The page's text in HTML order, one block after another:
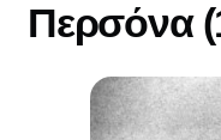
Περσόνα